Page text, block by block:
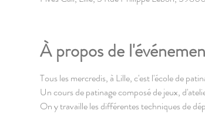
À propos de
Tous les mercredis, à Lille, c'est l'école de
Un cours de patinage composé de jeux,
On y travaille les différentes techniques de